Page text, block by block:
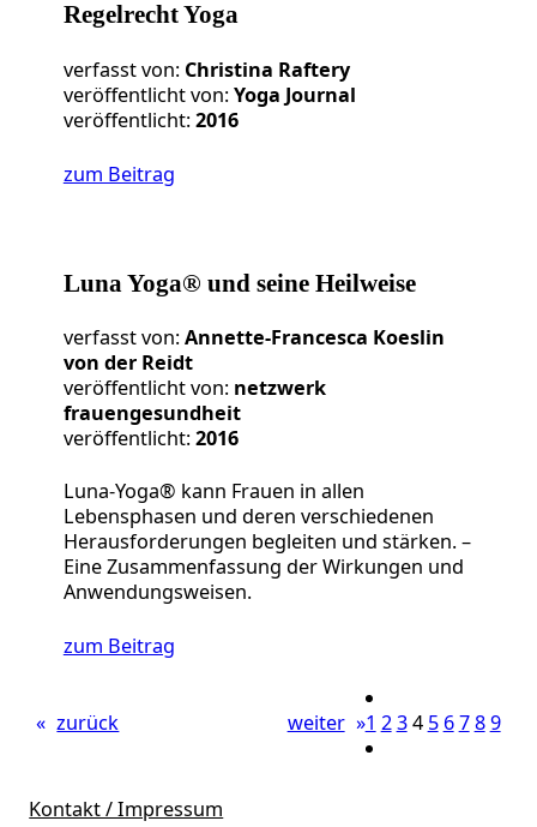
Regelrecht Yoga
verfasst von: Christina Raftery
veröffentlicht von:Yoga Journal
veröffentlicht:2016
zum Beitrag
Luna Yoga® und seine Heilweise
verfasst von:Annette-Francesca Koeslin
von der Reidt
veröffentlicht von: netzwerk
frauengesundheit
veröffentlicht:2016
Luna-Yoga® kann Frauen in allen
Lebensphasen und deren verschiedenen
Herausforderungen begleiten und stärken. –
Eine Zusammenfassung der Wirkungen und
Anwendungsweisen.
zum Beitrag
« zurück weiter »1 234 5 6789
Kontakt / Impressum